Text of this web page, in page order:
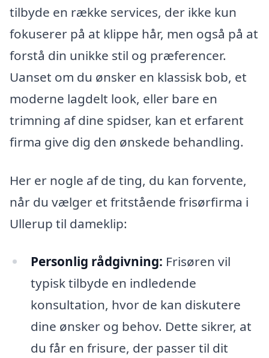
tilbyde en række services, der ikke kun
fokuserer på at klippe hår, men også på at
forstå din unikke stil og præferencer.
Uanset om du ønsker en klassisk bob, et
moderne lagdelt look, eller bare en
trimning af dine spidser, kan et erfarent
firma give dig den ønskede behandling.
Her er nogle af de ting, du kan forvente,
når du vælger et fritstående frisørfirma i
Ullerup til dameklip:
Personlig rådgivning: Frisøren vil
typisk tilbyde en indledende
konsultation, hvor de kan diskutere
dine ønsker og behov. Dette sikrer, at
du får en frisure, der passer til dit